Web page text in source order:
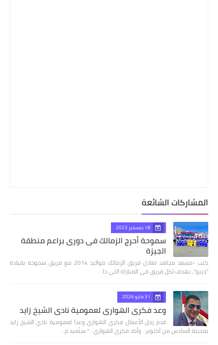
المشاركات الشائعة
18 ديسمبر 2023
سموحة أحرج الزمالك فى دورى براعم منطقة
الجيزة
كتب -مسعد مجاهد تعادل فريق الزمالك مواليد 2014 مع فريق سموحة بقيادة
"ديبو"، بهدف لكل فريق فى المباراة التى دا…
31 مايو 2026
وعد فكري الهواري لعمومية نادي الشيخ زايد
قدم رجل الأعمال فكري الهواري وعدا لعمومية نادي الشيخ زايد
بمدينة السادس من أكتوبر . وأكد فكري الهواري : " سنُعيد م…